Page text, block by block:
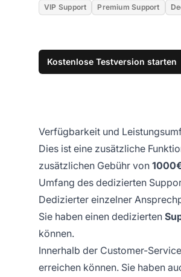
VIP Support Premium Support
Kostenlose Testversion starten
Verfügbarkeit und
Dies ist eine zusätzliche
zusätzlichen Gebühr von
Umfang des dedizierten
Dedizierter einzelner
Sie haben einen dedizierten
können.
Innerhalb der Customer-
erreichen können. Sie haben